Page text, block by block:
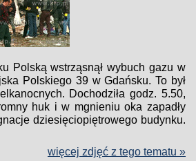
Polską wstrząsnął wybuch gazu w
Polskiego 39 w Gdańsku. To był
Dochodziła godz. 5.50,
huk i w mgnieniu oka zapadły
dziesięciopiętrowego budynku.
więcej zdjęć z tego tematu »